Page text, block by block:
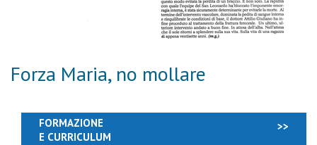
Forza Maria, no mollare
FORMAZIONE
E CURRICULUM